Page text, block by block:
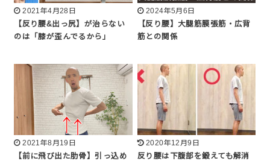
2021年4月28日
【反り腰&出っ尻】が治らない
のは「膝が歪んでるから」
2024年5月6日
【反り腰】大腿筋膜張筋・広背
筋との関係
2021年8月19日
【前に飛び出た肋骨】引っ込め
2020年12月9日
反り腰は下腹部を鍛えても解消